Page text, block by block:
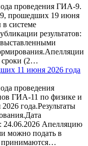
проведения ГИА-9.
прошедших 19 июня
в системе
результатов:
сроки (2…
11 июня 2026 года
проведения
ГИА-11 по физике и
года.Результаты
24.06.2026 Апелляцию
можно подать в
принимаются…